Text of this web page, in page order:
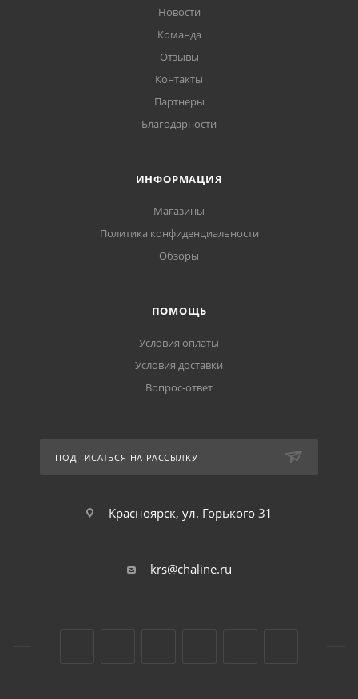
Новости
Команда
Отзывы
Контакты
Партнеры
Благодарности
ИНФОРМАЦИЯ
Магазины
Политика конфиденциальности
Обзоры
ПОМОЩЬ
Условия оплаты
Условия доставки
Вопрос-ответ
ПОДПИСАТЬСЯ НА РАССЫЛКУ
Красноярск, ул. Горького 31
krs@chaline.ru